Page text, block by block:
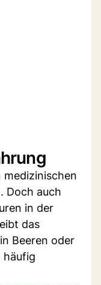
medizinischen
Doch auch
in der
das
Beeren oder
häufig